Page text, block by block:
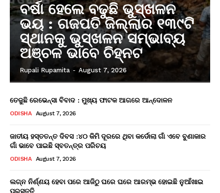
ବର୍ଷା ହେଲେ ବଢୁଛି ଭୁସ୍ଖଳନ
ଭୟ : ଗଜପତି ଜିଲ୍ଲାର ୧୩୯ଟି
ସ୍ଥାନକୁ ଭୁସ୍ଖଳନ ସମ୍ଭାବ୍ୟ
ଅଞ୍ଚଳ ଭାବେ ଚିହ୍ନଟ
Rupali Rupamita - August 7, 2026
ତେଜୁଛି ରେଭେନ୍ସା ବିବାଦ : ମୁଖ୍ୟ ଫାଟକ ଆଗରେ ଆନ୍ଦୋଳନ
ODISHA August 7, 2026
ଜାତୀୟ ହସ୍ତତନ୍ତ ଦିବସ :୪୦ କିମି ଦୂରରେ ଥିବା କର୍ଡୋଲା ଗାଁ ଏବେ ବୁଣାକାର
ଗାଁ ଭାବେ ପାଇଛି ସ୍ବତନ୍ତ୍ର ପରିଚୟ
ODISHA August 7, 2026
ଲଗ୍ନ ନିର୍ଣ୍ଣୟ ହେବା ପରେ ଆଜିଠୁ ଘରେ ଘରେ ଆରମ୍ଭ ହୋଇଛି ନୁଆଁଖାଇ
ପ୍ରସ୍ତୁତି